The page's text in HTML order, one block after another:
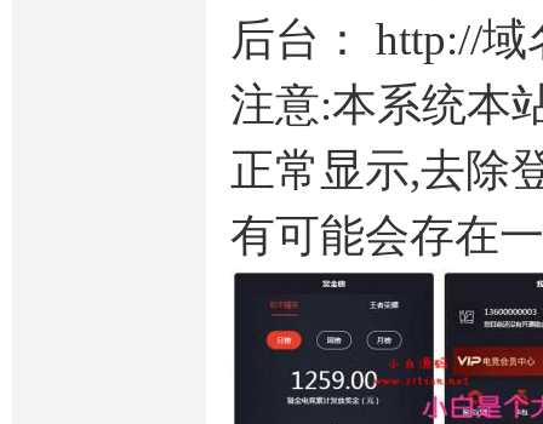
后台： http://
注意:本系统本
正常显示,去除
有可能会存在